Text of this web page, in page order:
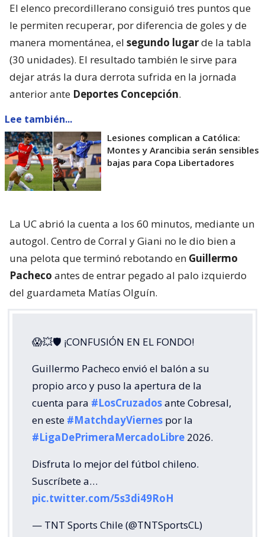
El elenco precordillerano consiguió tres puntos que
le permiten recuperar, por diferencia de goles y de
manera momentánea, el segundo lugarde la tabla
(30 unidades). El resultado también le sirve para
dejar atrás la dura derrota sufrida en la jornada
anterior ante Deportes Concepción.
Lee también...
Lesiones complican a Católica:
Montes y Arancibia serán sensibles
bajas para Copa Libertadores
La UC abrió la cuenta a los 60 minutos, mediante un
autogol. Centro de Corral y Giani no le dio bien a
una pelota que terminó rebotando en Guillermo
Pacheco antes de entrar pegado al palo izquierdo
del guardameta Matías Olguín.
😱💥🛡 ¡CONFUSIÓN EN EL FONDO!
Guillermo Pacheco envió el balón a su
propio arco y puso la apertura de la
cuenta para #LosCruzadosante Cobresal,
en este #MatchdayViernes por la
#LigaDePrimeraMercadoLibre 2026.
Disfruta lo mejor del fútbol chileno.
Suscríbete a…
pic.twitter.com/5s3di49RoH
— TNT Sports Chile (@TNTSportsCL)